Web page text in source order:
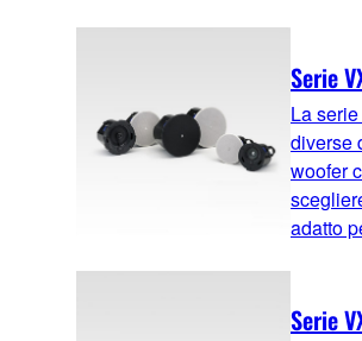
Serie
La
diverse
woofer
adatto
Serie